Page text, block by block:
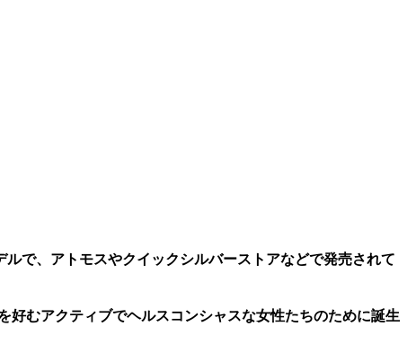
で、アトモスやクイックシルバーストアなどで発売されて
むアクティブでヘルスコンシャスな女性たちのために誕生